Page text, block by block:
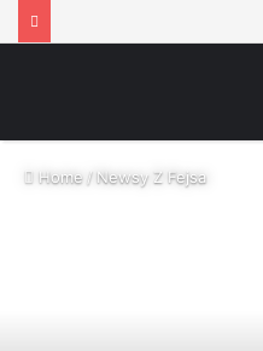
Home/Newsy Z Fejsa